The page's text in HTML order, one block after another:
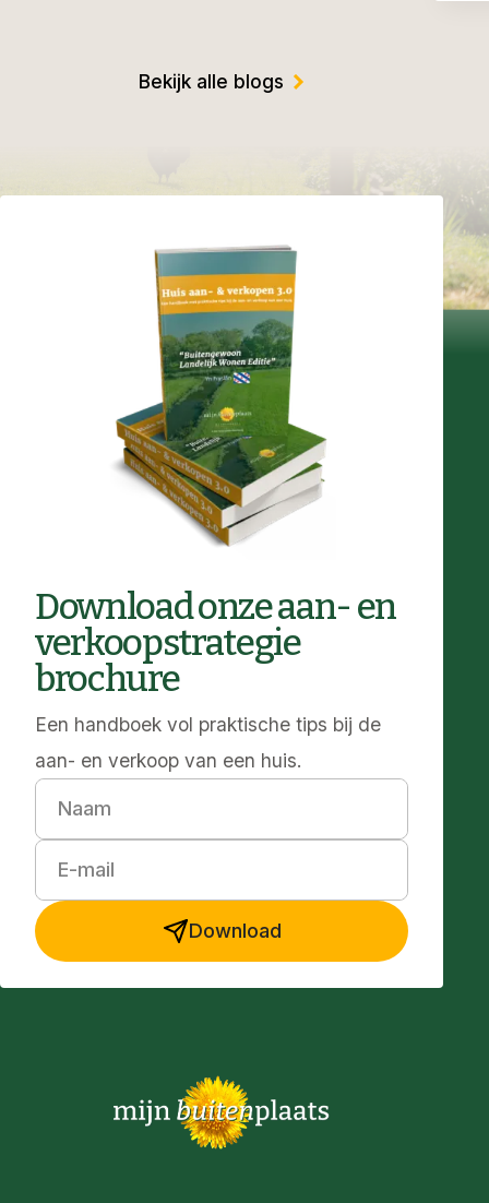
Bekijk alle blogs
Download onze aan- en
verkoopstrategie
brochure
Een handboek vol praktische tips bij de
aan- en verkoop van een huis.
Naam
E-mail
Download